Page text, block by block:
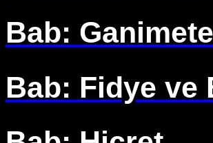
Bab:
Bab: Fidye ve